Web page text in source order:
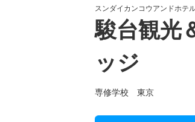
スンダイカンコウアンドホテ
駿台観光
ッジ
専修学校 東京